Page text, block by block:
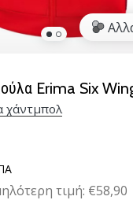
Erima Six
χάντμπολ
τιμή: €58,90